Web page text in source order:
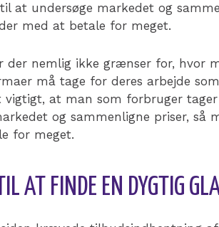
at undersøge markedet og
med at betale for meget.
der nemlig ikke grænser for, hvor
må tage for deres arbejde
vigtigt, at man som forbruger
og sammenligne priser, så
for meget.
AT FINDE EN DYGTIG